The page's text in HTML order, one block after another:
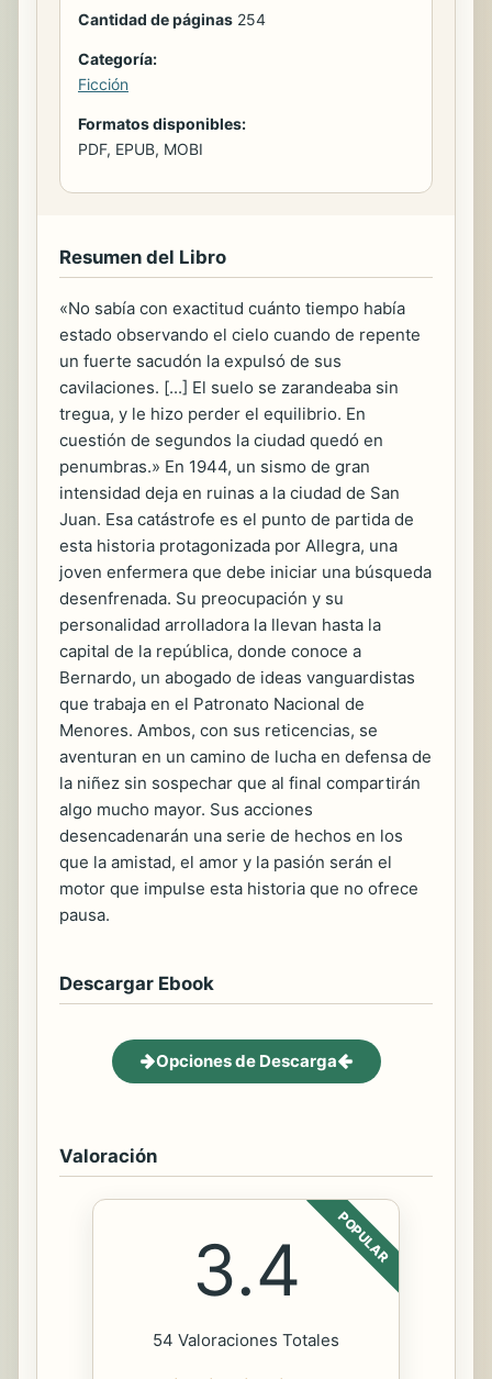
Cantidad de páginas 254
Categoría:
Ficción
Formatos disponibles:
PDF, EPUB, MOBI
Resumen del Libro
«No sabía con exactitud cuánto tiempo había
estado observando el cielo cuando de repente
un fuerte sacudón la expulsó de sus
cavilaciones. [...] El suelo se zarandeaba sin
tregua, y le hizo perder el equilibrio. En
cuestión de segundos la ciudad quedó en
penumbras.» En 1944, un sismo de gran
intensidad deja en ruinas a la ciudad de San
Juan. Esa catástrofe es el punto de partida de
esta historia protagonizada por Allegra, una
joven enfermera que debe iniciar una búsqueda
desenfrenada. Su preocupación y su
personalidad arrolladora la llevan hasta la
capital de la república, donde conoce a
Bernardo, un abogado de ideas vanguardistas
que trabaja en el Patronato Nacional de
Menores. Ambos, con sus reticencias, se
aventuran en un camino de lucha en defensa de
la niñez sin sospechar que al final compartirán
algo mucho mayor. Sus acciones
desencadenarán una serie de hechos en los
que la amistad, el amor y la pasión serán el
motor que impulse esta historia que no ofrece
pausa.
Descargar Ebook
Opciones de Descarga
Valoración
POPULAR
3.4
54 Valoraciones Totales